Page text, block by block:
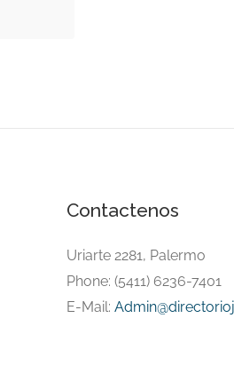
Contactenos
Uriarte 2281, Palermo
Phone: (5411) 6236-7401
E-Mail: